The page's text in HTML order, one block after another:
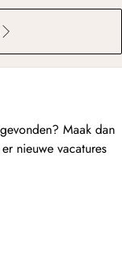
Maak dan
nieuwe vacatures